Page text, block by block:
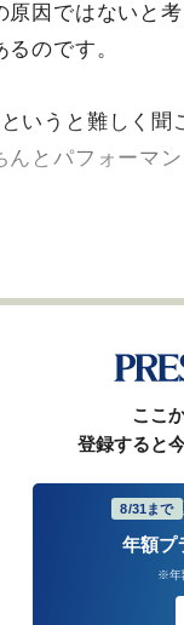
原因ではないと
のです。
いうと難しく
んとパフォーマ
ここ
登録すると
8/31まで
年額プ
※年